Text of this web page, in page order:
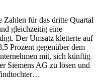
Zahlen für das dritte Quartal
gleichzeitig eine
Der Umsatz kletterte auf
Prozent gegenüber dem
mit, sich künftig
Siemens AG zu lösen und